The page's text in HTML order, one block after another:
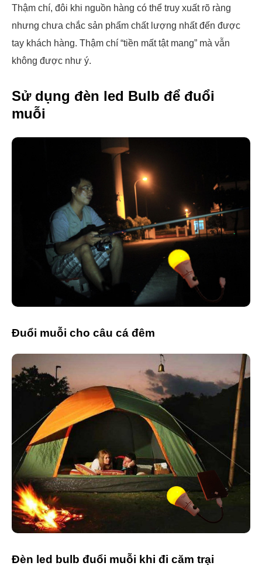
Thậm chí, đôi khi nguồn hàng có thể truy xuất rõ ràng
nhưng chưa chắc sản phẩm chất lượng nhất đến được
tay khách hàng. Thậm chí “tiền mất tật mang” mà vẫn
không được như ý.
Sử dụng đèn led Bulb để đuổi
muỗi
Đuổi muỗi cho câu cá đêm
Đèn led bulb đuổi muỗi khi đi căm trại